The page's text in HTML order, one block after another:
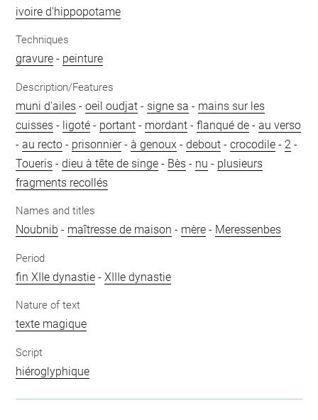
ivoire d'hippopotame
Techniques
gravure - peinture
Description/Features
muni d'ailes -oeil oudjat - signe sa - mains sur les
cuisses - ligoté - portant - mordant -flanqué de -au verso
-au recto - prisonnier-à genoux -debout -crocodile - 2 -
Toueris -dieu à tête de singe - Bès - nu - plusieurs
fragments recollés
Names and titles
Noubnib - maîtresse de maison - mère - Meressenbes
Period
fin XIIe dynastie -XIIIe dynastie
Nature of text
texte magique
Script
hiéroglyphique